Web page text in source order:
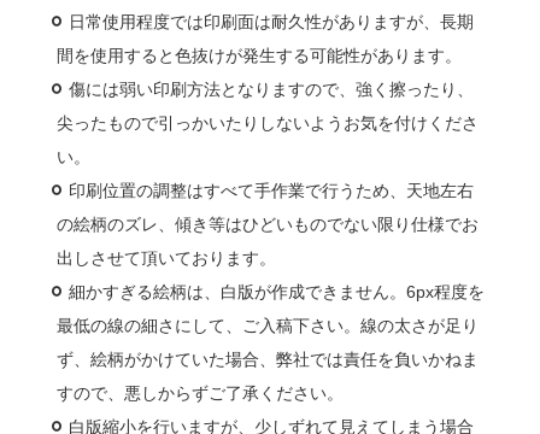
日常使用程度では印刷面は耐久性がありますが、長期
間を使用すると色抜けが発生する可能性があります。
傷には弱い印刷方法となりますので、強く擦ったり、
尖ったもので引っかいたりしないようお気を付けくださ
い。
印刷位置の調整はすべて手作業で行うため、天地左右
の絵柄のズレ、傾き等はひどいものでない限り仕様でお
出しさせて頂いております。
細かすぎる絵柄は、白版が作成できません。6px程度を
最低の線の細さにして、ご入稿下さい。線の太さが足り
ず、絵柄がかけていた場合、弊社では責任を負いかねま
すので、悪しからずご了承ください。
白版縮小を行いますが、少しずれて見えてしまう場合